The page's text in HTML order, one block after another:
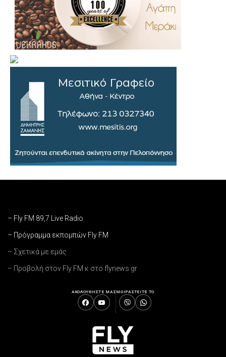
– Fly FM 89,7 Live Radio
– Πρόγραμμα εκπομπών Fly FM
– Σχετικά με εμάς
– Προβολή στον Fly FM κ στο flynews.gr
ΑΚΟΛΟΥΘΗΣΤΕ ΜΑΣΜΟΙΡΑΣΤΕΙΤΕ ΤΟ